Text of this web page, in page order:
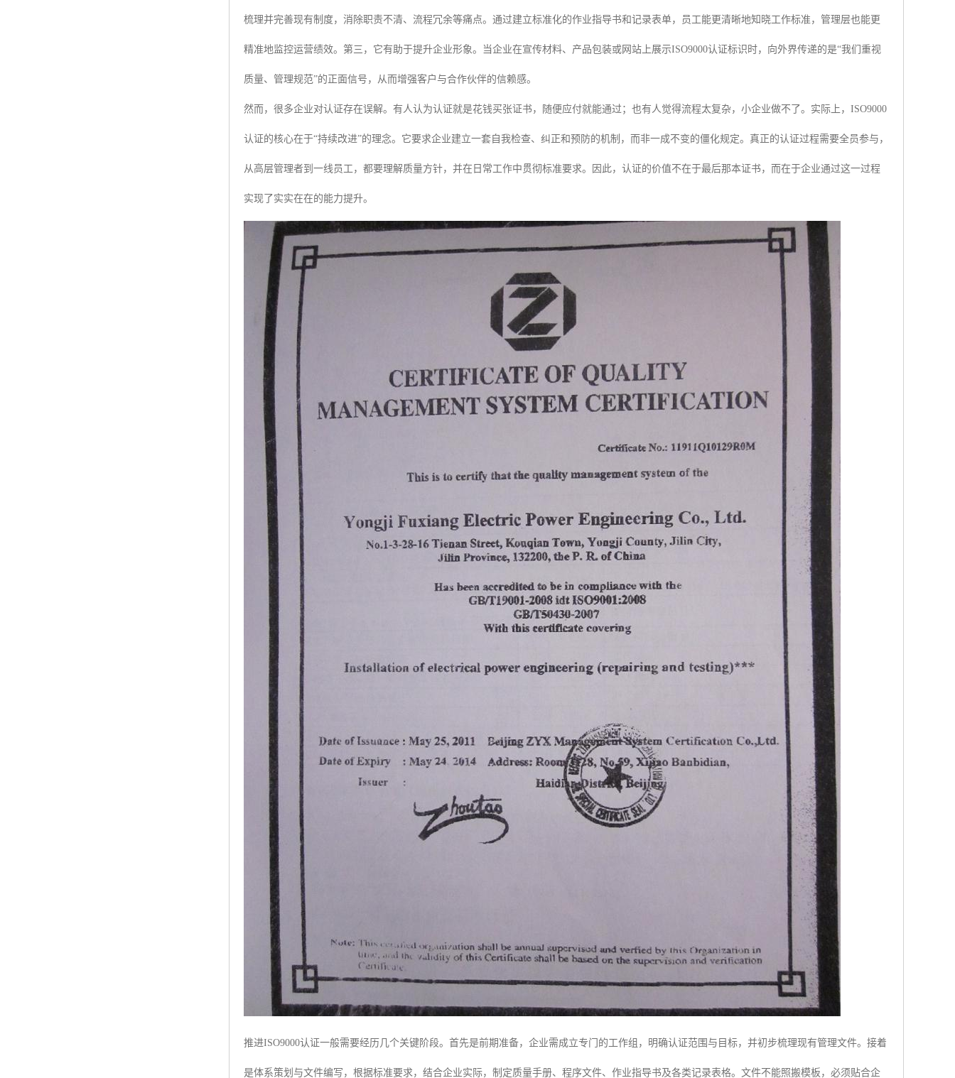
梳理并完善现有制度，消除职责不清、流程冗余等痛点。通过建立标准化的作业指导书和记录表单，员工能更清晰地知晓工作标准，管理层也能更
精准地监控运营绩效。第三，它有助于提升企业形象。当企业在宣传材料、产品包装或网站上展示ISO9000认证标识时，向外界传递的是“我们重视
质量、管理规范”的正面信号，从而增强客户与合作伙伴的信赖感。
然而，很多企业对认证存在误解。有人认为认证就是花钱买张证书，随便应付就能通过；也有人觉得流程太复杂，小企业做不了。实际上，ISO9000
认证的核心在于“持续改进”的理念。它要求企业建立一套自我检查、纠正和预防的机制，而非一成不变的僵化规定。真正的认证过程需要全员参与，
从高层管理者到一线员工，都要理解质量方针，并在日常工作中贯彻标准要求。因此，认证的价值不在于最后那本证书，而在于企业通过这一过程
实现了实实在在的能力提升。
推进ISO9000认证一般需要经历几个关键阶段。首先是前期准备，企业需成立专门的工作组，明确认证范围与目标，并初步梳理现有管理文件。接着
是体系策划与文件编写，根据标准要求，结合企业实际，制定质量手册、程序文件、作业指导书及各类记录表格。文件不能照搬模板，必须贴合企